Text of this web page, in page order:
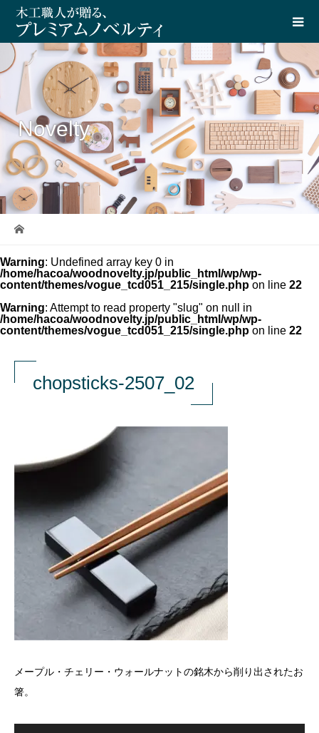
Novelty
Warning: Undefined array key 0 in
/home/hacoa/woodnovelty.jp/public_html/wp/wp-
content/themes/vogue_tcd051_215/single.php on line 22
Warning: Attempt to read property "slug" on null in
/home/hacoa/woodnovelty.jp/public_html/wp/wp-
content/themes/vogue_tcd051_215/single.php on line 22
chopsticks-2507_02
メープル・チェリー・ウォールナットの銘木から削り出されたお
箸。